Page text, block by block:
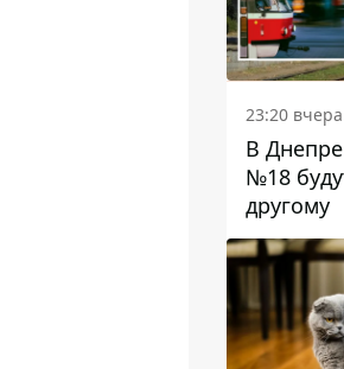
23:20 вчера
В Днепре
№18
другому